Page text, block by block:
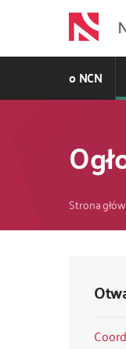
o NCN
Strona